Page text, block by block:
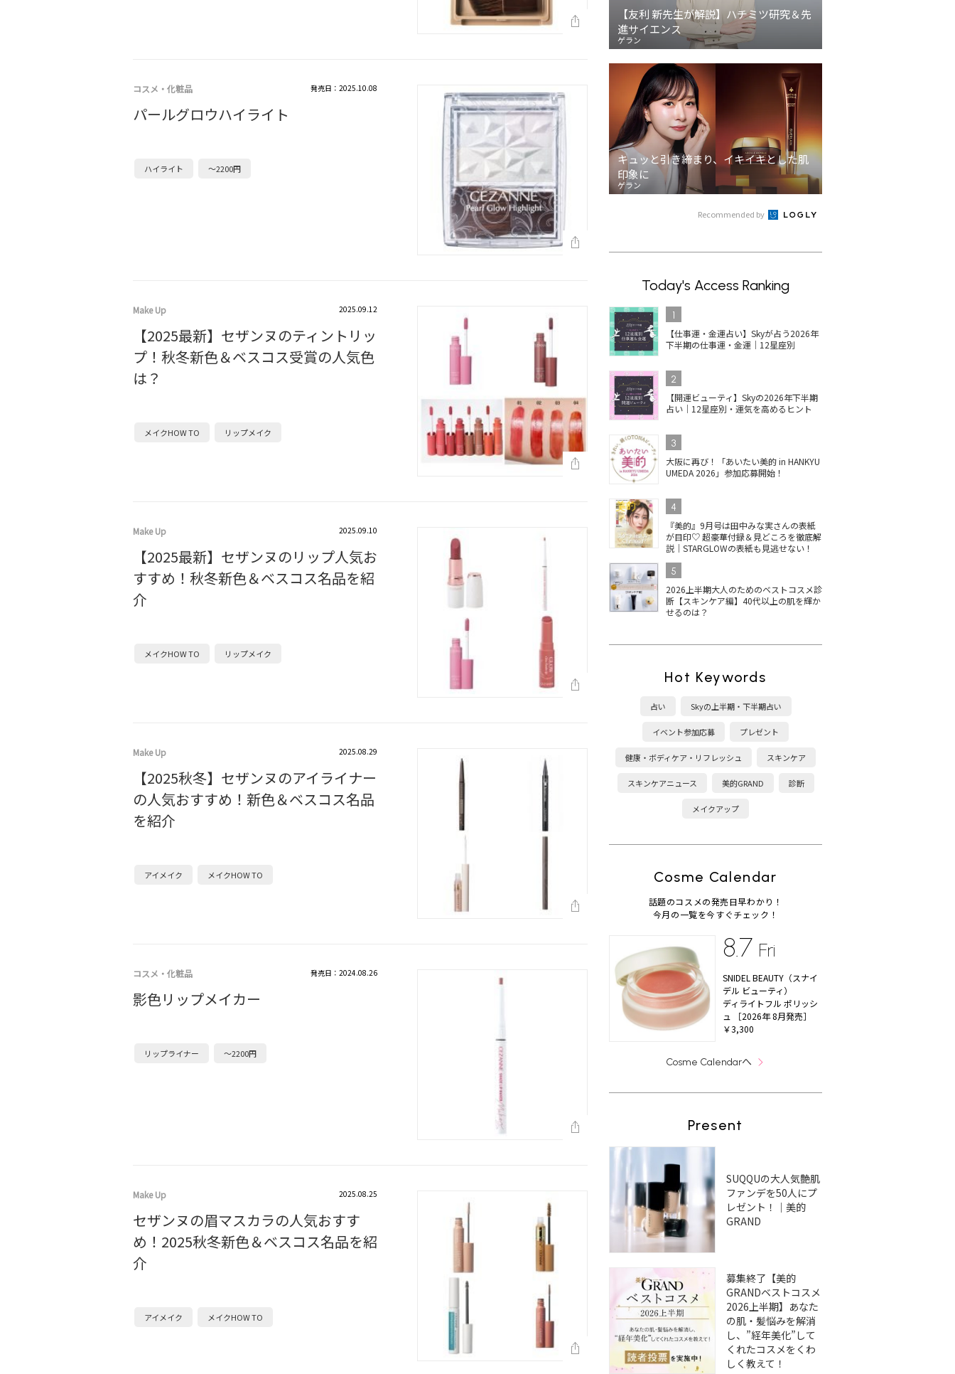
コスメ・化粧品 発売日：2025.10.08
パールグロウハイライト
ハイライト ～2200円
Make Up 2025.09.12
【2025最新】セザンヌのティントリッ
プ！秋冬新色＆ベスコス受賞の人気色
は？
メイクHOW TO リップメイク
Make Up 2025.09.10
【2025最新】セザンヌのリップ人気お
すすめ！秋冬新色＆ベスコス名品を紹
介
メイクHOW TO リップメイク
Make Up 2025.08.29
【2025秋冬】セザンヌのアイライナー
の人気おすすめ！新色＆ベスコス名品
を紹介
アイメイク メイクHOW TO
コスメ・化粧品 発売日：2024.08.26
影色リップメイカー
リップライナー ～2200円
Make Up 2025.08.25
セザンヌの眉マスカラの人気おすす
め！2025秋冬新色＆ベスコス名品を紹
介
アイメイク メイクHOW TO
【友利 新先生が解説】ハチミツ研究＆先
進サイエンス
ゲラン
キュッと引き締まり、イキイキとした肌
印象に
ゲラン
Recommended by
Today's Access Ranking
1
【仕事運・金運占い】Skyが占う2026年
下半期の仕事運・金運｜12星座別
2
【開運ビューティ】Skyの2026年下半期
占い｜12星座別・運気を高めるヒント
3
大阪に再び！「あいたい美的 in HANKYU
UMEDA 2026」参加応募開始！
4
『美的』9月号は田中みな実さんの表紙
が目印♡ 超豪華付録＆見どころを徹底解
説｜STARGLOWの表紙も見逃せない！
5
2026上半期大人のためのベストコスメ診
断【スキンケア編】40代以上の肌を輝か
せるのは？
Hot Keywords
占い Skyの上半期・下半期占い
イベント参加応募 プレゼント
健康・ボディケア・リフレッシュ スキンケア
スキンケアニュース 美的GRAND 診断
メイクアップ
Cosme Calendar
話題のコスメの発売日早わかり！
今月の一覧を今すぐチェック！
8.7 Fri
SNIDEL BEAUTY（スナイ
デル ビューティ）
ディライトフル ポリッシ
ュ ［2026年 8月発売］
￥3,300
Cosme Calendarへ
Present
SUQQUの大人気艶肌
ファンデを50人にプ
レゼント！｜美的
GRAND
募集終了【美的
GRANDベストコスメ
2026上半期】あなた
の肌・髪悩みを解消
し、”経年美化”して
くれたコスメをくわ
しく教えて！